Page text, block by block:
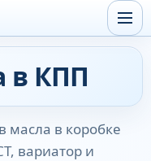
в КПП
масла в коробке
вариатор и